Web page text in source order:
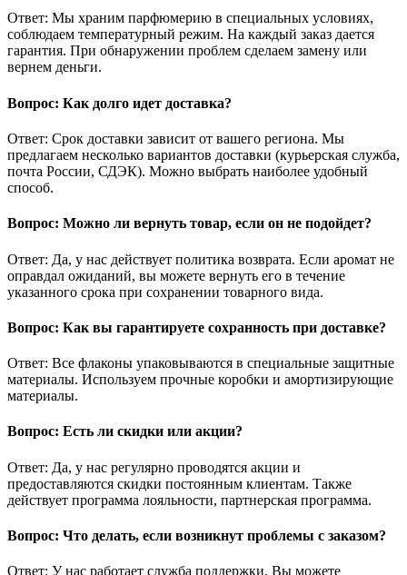
Ответ: Мы храним парфюмерию в специальных условиях,
соблюдаем температурный режим. На каждый заказ дается
гарантия. При обнаружении проблем сделаем замену или
вернем деньги.
Вопрос: Как долго идет доставка?
Ответ: Срок доставки зависит от вашего региона. Мы
предлагаем несколько вариантов доставки (курьерская служба,
почта России, СДЭК). Можно выбрать наиболее удобный
способ.
Вопрос: Можно ли вернуть товар, если он не подойдет?
Ответ: Да, у нас действует политика возврата. Если аромат не
оправдал ожиданий, вы можете вернуть его в течение
указанного срока при сохранении товарного вида.
Вопрос: Как вы гарантируете сохранность при доставке?
Ответ: Все флаконы упаковываются в специальные защитные
материалы. Используем прочные коробки и амортизирующие
материалы.
Вопрос: Есть ли скидки или акции?
Ответ: Да, у нас регулярно проводятся акции и
предоставляются скидки постоянным клиентам. Также
действует программа лояльности, партнерская программа.
Вопрос: Что делать, если возникнут проблемы с заказом?
Ответ: У нас работает служба поддержки. Вы можете